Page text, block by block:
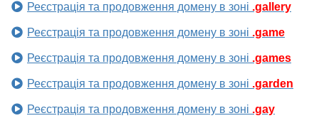
Реєстрація та продовження домену в зоні .gallery
Реєстрація та продовження домену в зоні .game
Реєстрація та продовження домену в зоні .games
Реєстрація та продовження домену в зоні .garden
Реєстрація та продовження домену в зоні .gay